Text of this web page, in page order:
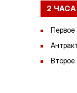
2
Первое
Второе